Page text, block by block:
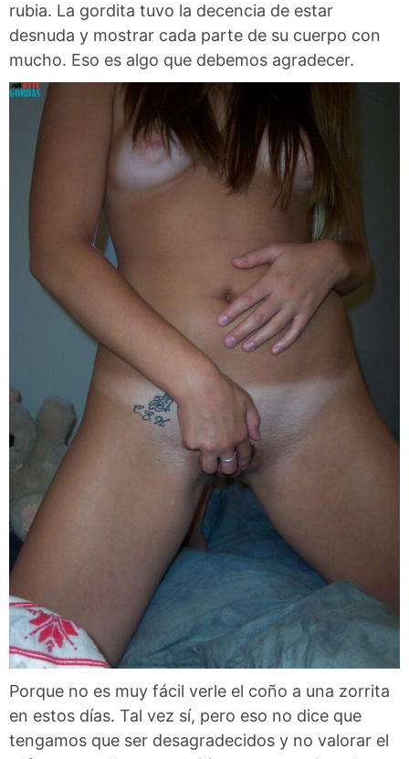
rubia. La gordita tuvo la decencia de estar
desnuda y mostrar cada parte de su cuerpo con
mucho. Eso es algo que debemos agradecer.
Porque no es muy fácil verle el coño a una zorrita
en estos días. Tal vez sí, pero eso no dice que
tengamos que ser desagradecidos y no valorar el